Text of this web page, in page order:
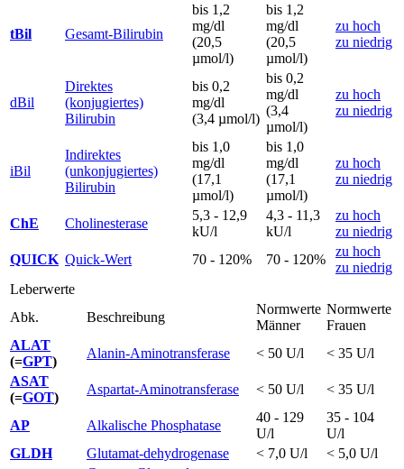
tBil Gesamt-Bilirubin
bis 1,2
mg/dl
(20,5
µmol/l)
bis 1,2
mg/dl
(20,5
µmol/l)
zu hoch
zu niedrig
dBil
Direktes
(konjugiertes)
Bilirubin
bis 0,2
mg/dl
(3,4 µmol/l)
bis 0,2
mg/dl
(3,4
µmol/l)
zu hoch
zu niedrig
iBil
Indirektes
(unkonjugiertes)
Bilirubin
bis 1,0
mg/dl
(17,1
µmol/l)
bis 1,0
mg/dl
(17,1
µmol/l)
zu hoch
zu niedrig
ChE Cholinesterase
5,3 - 12,9
kU/l
4,3 - 11,3
kU/l
zu hoch
zu niedrig
QUICK Quick-Wert 70 - 120% 70 - 120%
zu hoch
zu niedrig
Leberwerte
Abk.
Beschreibung
Normwerte
Männer
Normwerte
Frauen
ALAT
(=GPT)
Alanin-Aminotransferase < 50 U/l
< 35 U/l
ASAT
(=GOT)
Aspartat-Aminotransferase < 50 U/l < 35 U/l
AP Alkalische Phosphatase
40 - 129
U/l
35 - 104
U/l
GLDH
Glutamat-dehydrogenase < 7,0 U/l
< 5,0 U/l